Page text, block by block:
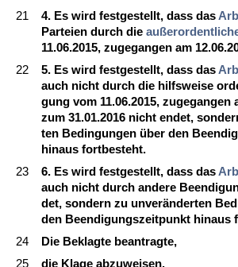
21
4. Es wird fest­ge­stellt, dass das
Par­tei­en durch die
11.06.2015, zu­ge­gan­gen am
22
5. Es wird fest­ge­stellt, dass das
auch nicht durch die hilfs­wei­se
gung vom 11.06.2015, zu­ge­gan­gen
zum 31.01.2016 nicht en­det,
ten Be­din­gun­gen über den
hin­aus fort­be­steht.
23
6. Es wird fest­ge­stellt, dass das
auch nicht durch an­de­re
det, son­dern zu un­veränder­ten
den Be­en­di­gungs­zeit­punkt hin­aus
24
Die Be­klag­te be­an­trag­te,
25
die Kla­ge ab­zu­wei­sen.